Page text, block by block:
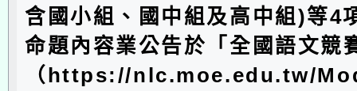
含國小組、國中組及高中組)等4
命題內容業公告於「全國語文競
（https://nlc.moe.edu.tw/